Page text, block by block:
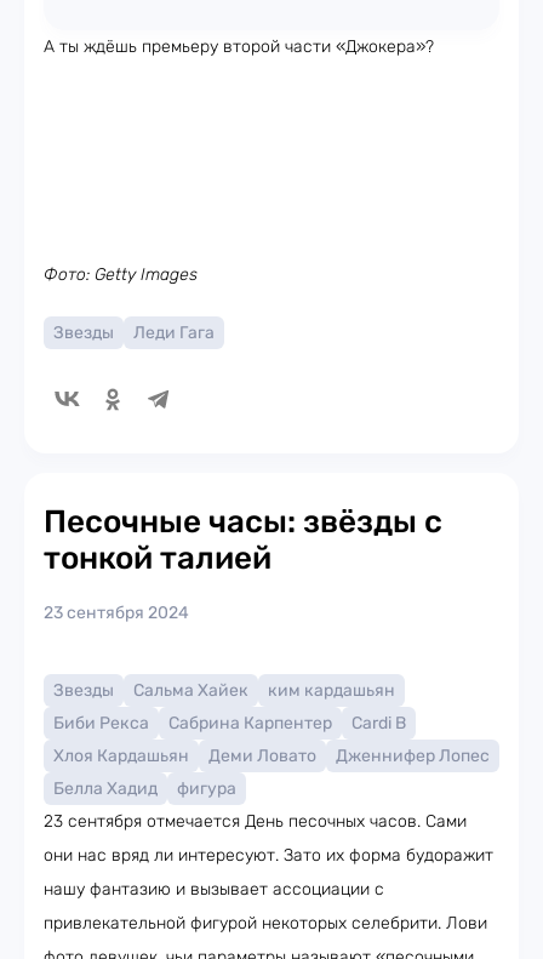
А ты ждёшь премьеру второй части «Джокера»?
Фото: Getty Images
Звезды Леди Гага
Песочные часы: звёзды с
тонкой талией
23 сентября 2024
Звезды Сальма Хайек
ким кардашьян
Биби Рекса
Сабрина Карпентер
Cardi B
Хлоя Кардашьян
Деми Ловато
Дженнифер Лопес
Белла Хадид
фигура
23 сентября отмечается День песочных часов. Сами
они нас вряд ли интересуют. Зато их форма будоражит
нашу фантазию и вызывает ассоциации с
привлекательной фигурой некоторых селебрити. Лови